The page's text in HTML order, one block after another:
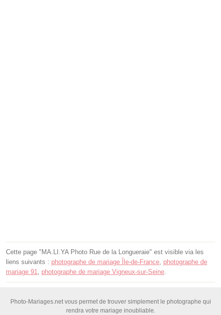
Cette page "MA.LI.YA Photo Rue de la Longueraie" est visible via les
liens suivants : photographe de mariage Île-de-France, photographe de
mariage 91, photographe de mariage Vigneux-sur-Seine.
Photo-Mariages.net vous permet de trouver simplement le photographe qui
rendra votre mariage inoubliable.